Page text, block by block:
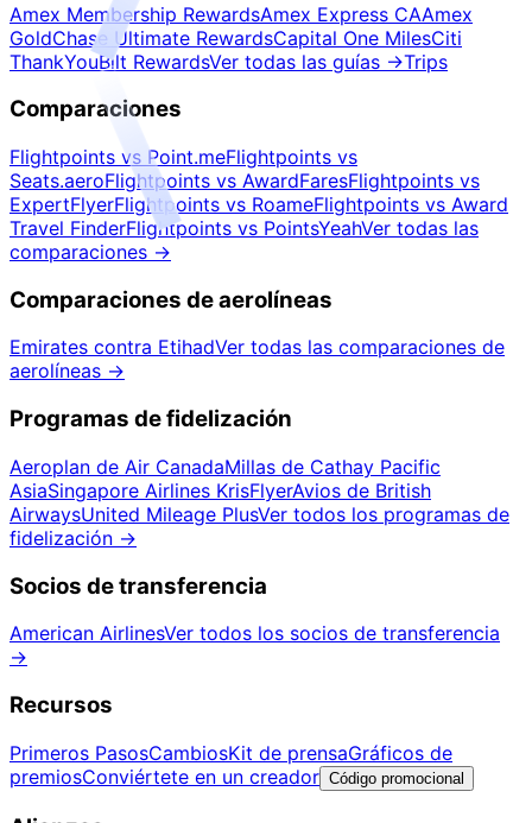
Amex Membership RewardsAmex Express CAAmex
GoldChase Ultimate RewardsCapital One MilesCiti
ThankYouBilt RewardsVer todas las guías →Trips
Comparaciones
Flightpoints vs Point.meFlightpoints vs
Seats.aeroFlightpoints vs AwardFaresFlightpoints vs
ExpertFlyerFlightpoints vs RoameFlightpoints vs Award
Travel FinderFlightpoints vs PointsYeahVer todas las
comparaciones →
Comparaciones de aerolíneas
Emirates contra EtihadVer todas las comparaciones de
aerolíneas →
Programas de fidelización
Aeroplan de Air CanadaMillas de Cathay Pacific
AsiaSingapore Airlines KrisFlyerAvios de British
AirwaysUnited Mileage PlusVer todos los programas de
fidelización →
Socios de transferencia
American AirlinesVer todos los socios de transferencia
→
Recursos
Primeros PasosCambiosKit de prensaGráficos de
premiosConviértete en un creador Código promocional